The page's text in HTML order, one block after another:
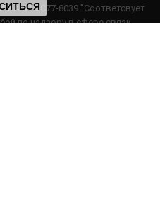
ИА № ФС77-8039 "Соответсвует
по надзору в сфере связи,